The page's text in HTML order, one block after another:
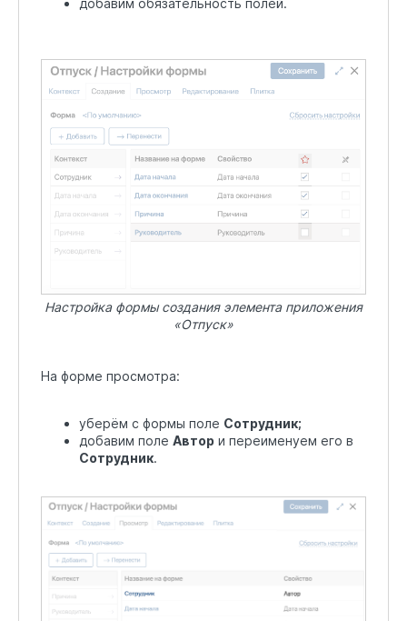
добавим обязательность полей.
Настройка формы создания элемента приложения
«Отпуск»
На форме просмотра:
уберём с формы поле Сотрудник;
добавим поле Автор и переименуем его в
Сотрудник.